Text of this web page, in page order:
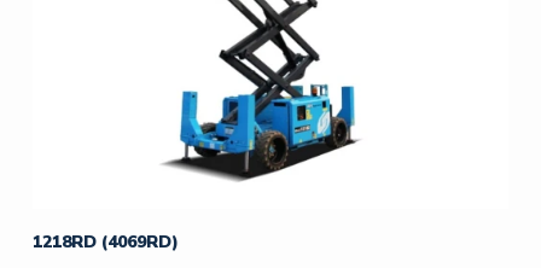
1218RD (4069RD)